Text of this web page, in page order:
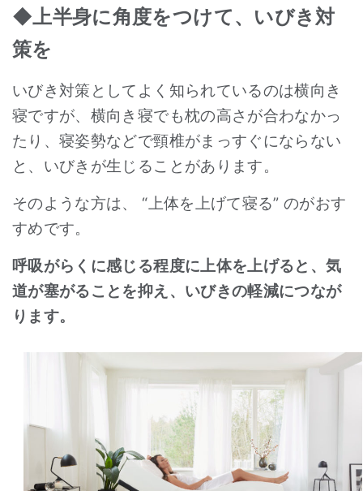
◆上半身に角度をつけて、いびき対
策を
いびき対策としてよく知られているのは横向き
寝ですが、横向き寝でも枕の高さが合わなかっ
たり、寝姿勢などで頸椎がまっすぐにならない
と、いびきが生じることがあります。
そのような方は、 “上体を上げて寝る” のがおす
すめです。
呼吸がらくに感じる程度に上体を上げると、気
道が塞がることを抑え、いびきの軽減につなが
ります。